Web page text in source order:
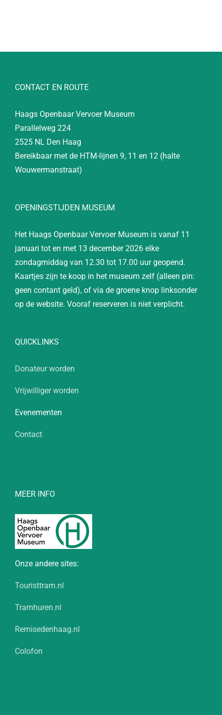
CONTACT EN ROUTE
Haags Openbaar Vervoer Museum
Parallelweg 224
2525 NL Den Haag
Bereikbaar met de HTM-lijnen 9, 11 en 12 (halte
Wouwermanstraat)
OPENINGSTIJDEN MUSEUM
Het Haags Openbaar Vervoer Museum is vanaf 11
januari tot en met 13 december 2026 elke
zondagmiddag van 12.30 tot 17.00 uur geopend.
Kaartjes zijn te koop in het museum zelf (alleen pin:
geen contant geld), of via de groene knop linksonder
op de website. Vooraf reserveren is niet verplicht.
QUICKLINKS
Donateur worden
Vrijwilliger worden
Evenementen
Contact
MEER INFO
Onze andere sites:
Touristtram.nl
Tramhuren.nl
Remisedenhaag.nl
Colofon